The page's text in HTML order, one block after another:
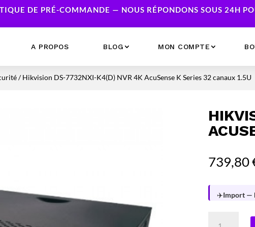
DE PRÉ-COMMANDE — NOUS RÉPONDONS SOUS 24H
A PROPOS BLOG MON COMPTE
/ Hikvision DS-7732NXI-K4(D) NVR 4K AcuSense K Series 32 canaux 1.5U
739,80
✈️Import —
Caméras & Sécurité
Réseau
Onduleurs